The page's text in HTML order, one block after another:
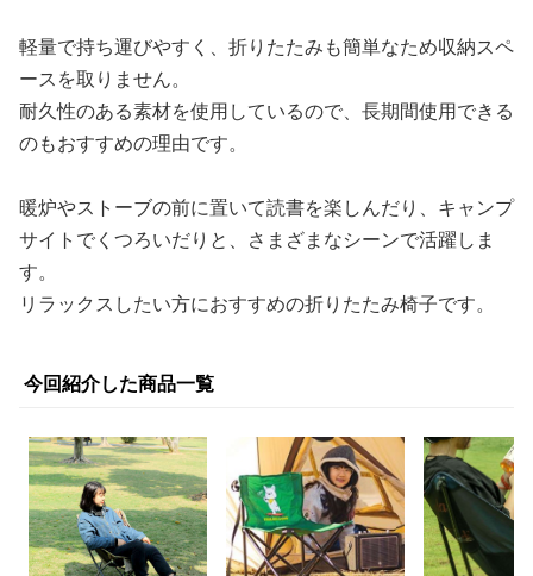
軽量で持ち運びやすく、折りたたみも簡単なため収納スペ
ースを取りません。
耐久性のある素材を使用しているので、長期間使用できる
のもおすすめの理由です。
暖炉やストーブの前に置いて読書を楽しんだり、キャンプ
サイトでくつろいだりと、さまざまなシーンで活躍しま
す。
リラックスしたい方におすすめの折りたたみ椅子です。
今回紹介した商品一覧